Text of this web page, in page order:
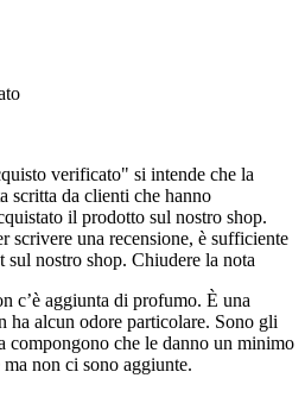
verificato" si intende che la
scritta da clienti che hanno
il prodotto sul nostro shop.
scrivere una recensione, è sufficiente
sul nostro shop. Chiudere la nota
c’è aggiunta di profumo. È una
ha alcun odore particolare. Sono gli
compongono che le danno un minimo
non ci sono aggiunte.